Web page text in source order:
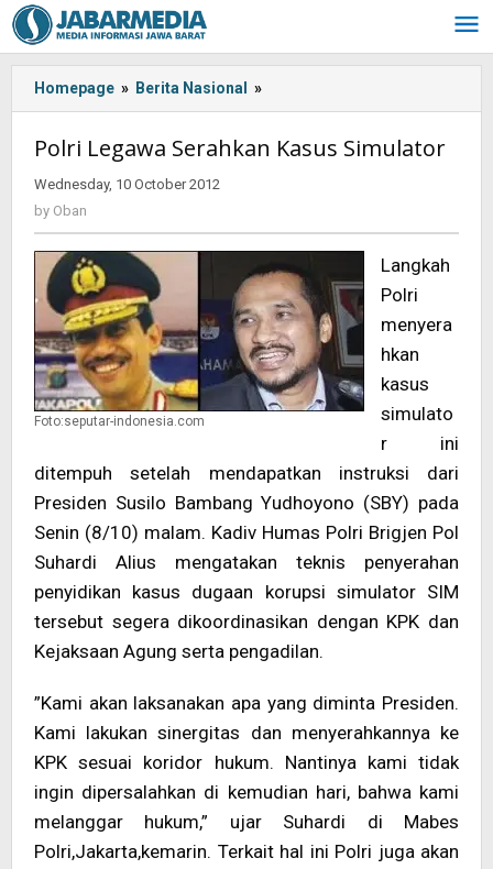
Skip
to
content
Homepage » Berita Nasional »
Legawa
Kasus
Polri Legawa Serahkan Kasus Simulator
Wednesday, 10 October 2012
by Oban
Foto:seputar-indonesia.com
Langkah
Polri
menyera
hkan
kasus
simulato
r ini
ditempuh setelah mendapatkan instruksi dari
Presiden Susilo Bambang Yudhoyono (SBY) pada
Senin (8/10) malam. Kadiv Humas Polri Brigjen Pol
Suhardi Alius mengatakan teknis penyerahan
penyidikan kasus dugaan korupsi simulator SIM
tersebut segera dikoordinasikan dengan KPK dan
Kejaksaan Agung serta pengadilan.
”Kami akan laksanakan apa yang diminta Presiden.
Kami lakukan sinergitas dan menyerahkannya ke
KPK sesuai koridor hukum. Nantinya kami tidak
ingin dipersalahkan di kemudian hari, bahwa kami
melanggar hukum,” ujar Suhardi di Mabes
Polri,Jakarta,kemarin. Terkait hal ini Polri juga akan